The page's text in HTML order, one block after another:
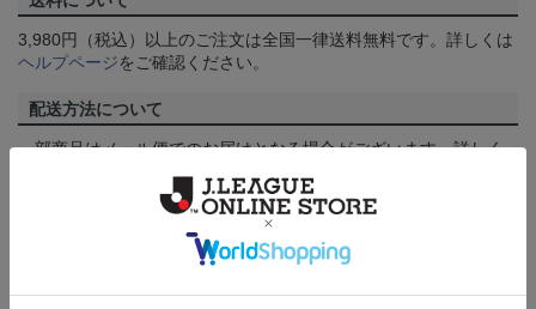
3,980円（税込）以上のご注文は全国一律送料無料です。詳しくは
ヘルプページをご確認ください。
配送方法について
一部商品はメール便でのお届けとなる場合がございます。詳しく